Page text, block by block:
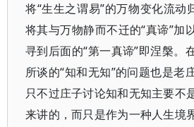
将“生生之谓易”的万物变化流动
将其与万物静而不迁的“真谛”加
寻到后面的“第一真谛”即涅槃。
所谈的“知和无知”的问题也是老
只不过庄子讨论知和无知主要不
来讲的，而只是作为一种人生境